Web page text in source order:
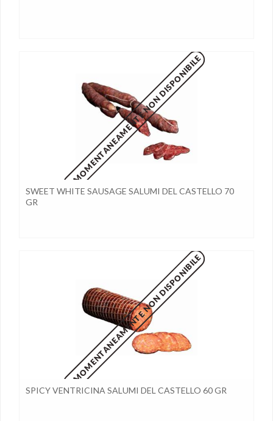
MOMENTANEAMENTE NON DISPONIBILE
SWEET WHITE SAUSAGE SALUMI DEL CASTELLO 70
GR
MOMENTANEAMENTE NON DISPONIBILE
SPICY VENTRICINA SALUMI DEL CASTELLO 60 GR